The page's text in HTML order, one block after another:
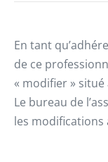
En tant
de ce
« modifier »
Le bureau de
les modifications